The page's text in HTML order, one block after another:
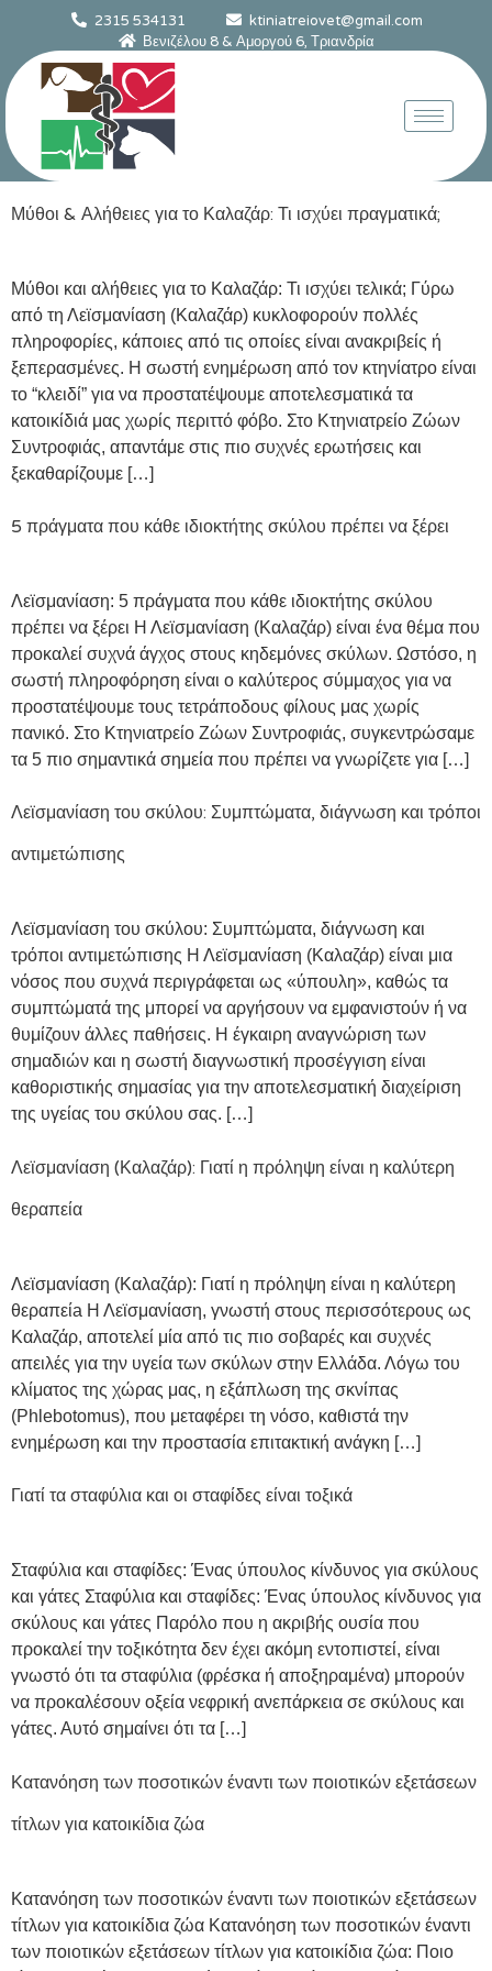
2315 534131
ktiniatreiovet@gmail.com
Βενιζέλου 8 & Αμοργού 6, Τριανδρία
Μύθοι & Αλήθειες για το Καλαζάρ: Τι ισχύει πραγματικά;
Μύθοι και αλήθειες για το Καλαζάρ: Τι ισχύει τελικά; Γύρω
από τη Λεϊσμανίαση (Καλαζάρ) κυκλοφορούν πολλές
πληροφορίες, κάποιες από τις οποίες είναι ανακριβείς ή
ξεπερασμένες. Η σωστή ενημέρωση από τον κτηνίατρο είναι
το “κλειδί” για να προστατέψουμε αποτελεσματικά τα
κατοικίδιά μας χωρίς περιττό φόβο. Στο Κτηνιατρείο Ζώων
Συντροφιάς, απαντάμε στις πιο συχνές ερωτήσεις και
ξεκαθαρίζουμε […]
5 πράγματα που κάθε ιδιοκτήτης σκύλου πρέπει να ξέρει
Λεϊσμανίαση: 5 πράγματα που κάθε ιδιοκτήτης σκύλου
πρέπει να ξέρει Η Λεϊσμανίαση (Καλαζάρ) είναι ένα θέμα που
προκαλεί συχνά άγχος στους κηδεμόνες σκύλων. Ωστόσο, η
σωστή πληροφόρηση είναι ο καλύτερος σύμμαχος για να
προστατέψουμε τους τετράποδους φίλους μας χωρίς
πανικό. Στο Κτηνιατρείο Ζώων Συντροφιάς, συγκεντρώσαμε
τα 5 πιο σημαντικά σημεία που πρέπει να γνωρίζετε για […]
Λεϊσμανίαση του σκύλου: Συμπτώματα, διάγνωση και τρόποι
αντιμετώπισης
Λεϊσμανίαση του σκύλου: Συμπτώματα, διάγνωση και
τρόποι αντιμετώπισης Η Λεϊσμανίαση (Καλαζάρ) είναι μια
νόσος που συχνά περιγράφεται ως «ύπουλη», καθώς τα
συμπτώματά της μπορεί να αργήσουν να εμφανιστούν ή να
θυμίζουν άλλες παθήσεις. Η έγκαιρη αναγνώριση των
σημαδιών και η σωστή διαγνωστική προσέγγιση είναι
καθοριστικής σημασίας για την αποτελεσματική διαχείριση
της υγείας του σκύλου σας. […]
Λεϊσμανίαση (Καλαζάρ): Γιατί η πρόληψη είναι η καλύτερη
θεραπεία
Λεϊσμανίαση (Καλαζάρ): Γιατί η πρόληψη είναι η καλύτερη
θεραπείa Η Λεϊσμανίαση, γνωστή στους περισσότερους ως
Καλαζάρ, αποτελεί μία από τις πιο σοβαρές και συχνές
απειλές για την υγεία των σκύλων στην Ελλάδα. Λόγω του
κλίματος της χώρας μας, η εξάπλωση της σκνίπας
(Phlebotomus), που μεταφέρει τη νόσο, καθιστά την
ενημέρωση και την προστασία επιτακτική ανάγκη […]
Γιατί τα σταφύλια και οι σταφίδες είναι τοξικά
Σταφύλια και σταφίδες: Ένας ύπουλος κίνδυνος για σκύλους
και γάτες Σταφύλια και σταφίδες: Ένας ύπουλος κίνδυνος για
σκύλους και γάτες Παρόλο που η ακριβής ουσία που
προκαλεί την τοξικότητα δεν έχει ακόμη εντοπιστεί, είναι
γνωστό ότι τα σταφύλια (φρέσκα ή αποξηραμένα) μπορούν
να προκαλέσουν οξεία νεφρική ανεπάρκεια σε σκύλους και
γάτες. Αυτό σημαίνει ότι τα […]
Κατανόηση των ποσοτικών έναντι των ποιοτικών εξετάσεων
τίτλων για κατοικίδια ζώα
Κατανόηση των ποσοτικών έναντι των ποιοτικών εξετάσεων
τίτλων για κατοικίδια ζώα Κατανόηση των ποσοτικών έναντι
των ποιοτικών εξετάσεων τίτλων για κατοικίδια ζώα: Ποιο